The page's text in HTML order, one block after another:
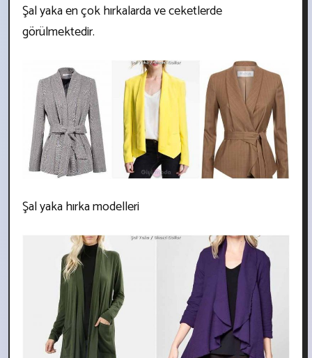
Şal yaka en çok hırkalarda ve ceketlerde
görülmektedir.
Şal yaka hırka modelleri